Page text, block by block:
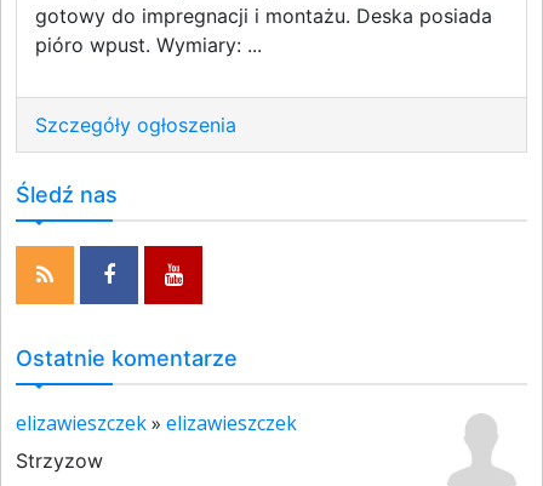
gotowy do impregnacji i montażu. Deska posiada
pióro wpust. Wymiary: ...
Szczegóły ogłoszenia
Śledź nas
Ostatnie komentarze
elizawieszczek» elizawieszczek
Strzyzow